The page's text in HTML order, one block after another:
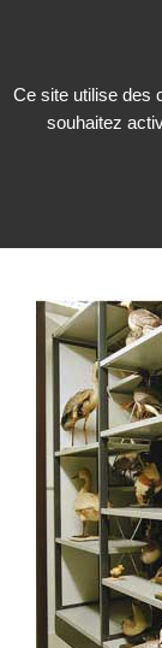
Conserver>
Ce site utilise des
souhaitez